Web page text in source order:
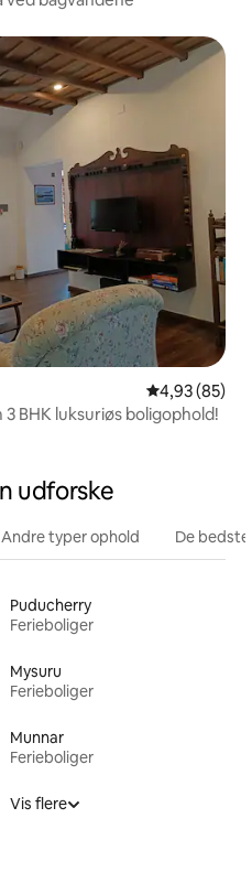
4,93 ud af 5 i
4,93 (85)
BHK luksuriøs boligophold!
udforske
Andre typer ophold De
Puducherry
Ferieboliger
Mysuru
Ferieboliger
Munnar
Ferieboliger
Vis flere